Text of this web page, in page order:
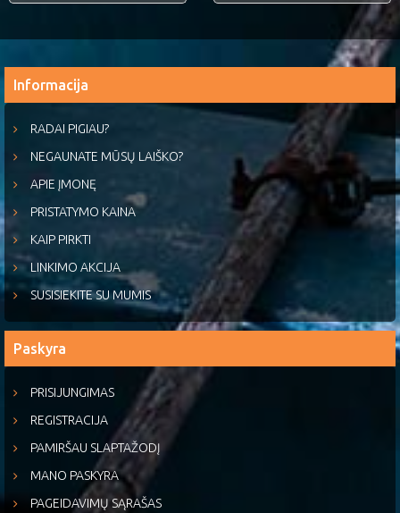
Informacija
RADAI PIGIAU?
NEGAUNATE MŪSŲ LAIŠKO?
APIE ĮMONĘ
PRISTATYMO KAINA
KAIP PIRKTI
LINKIMO AKCIJA
SUSISIEKITE SU MUMIS
Paskyra
PRISIJUNGIMAS
REGISTRACIJA
PAMIRŠAU SLAPTAŽODĮ
MANO PASKYRA
PAGEIDAVIMŲ SĄRAŠAS